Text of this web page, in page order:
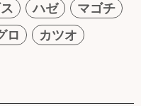
ハゼ
マゴチ
ロ
カツオ